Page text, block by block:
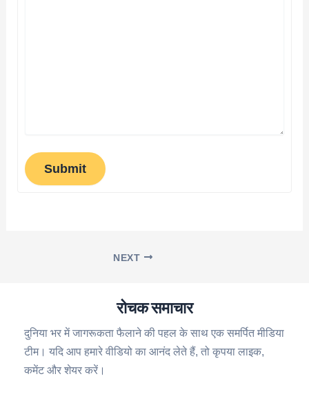
Submit
NEXT
रोचक समाचार
दुनिया भर में जागरूकता फैलाने की पहल के साथ एक समर्पित मीडिया
टीम। यदि आप हमारे वीडियो का आनंद लेते हैं, तो कृपया लाइक,
कमेंट और शेयर करें।